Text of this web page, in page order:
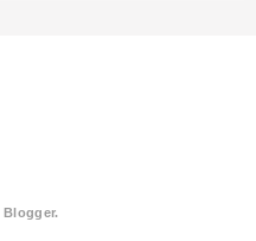
Blogger.